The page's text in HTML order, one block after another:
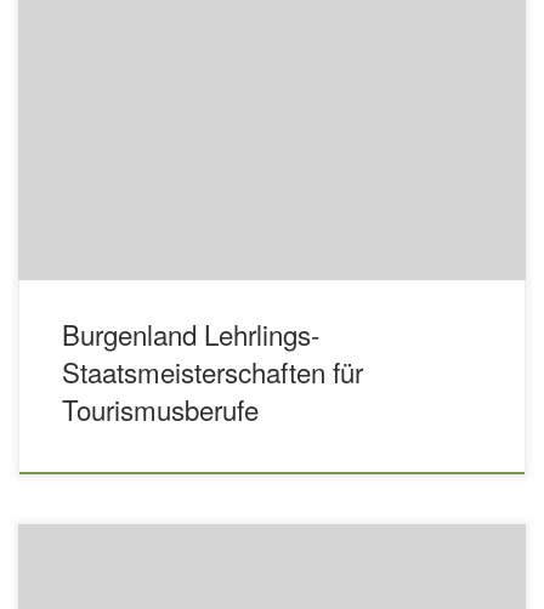
Burgenland Lehrlings-
Staatsmeisterschaften für
Tourismusberufe